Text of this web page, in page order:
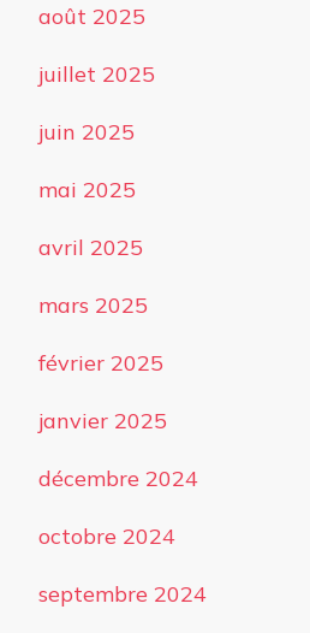
août 2025
juillet 2025
juin 2025
mai 2025
avril 2025
mars 2025
février 2025
janvier 2025
décembre 2024
octobre 2024
septembre 2024